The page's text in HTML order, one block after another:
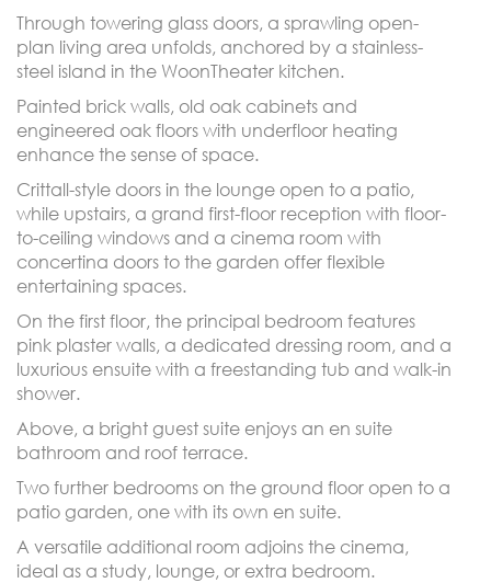
Through towering glass doors, a sprawling open-
plan living area unfolds, anchored by a stainless-
steel island in the WoonTheater kitchen.
Painted brick walls, old oak cabinets and
engineered oak floors with underfloor heating
enhance the sense of space.
Crittall-style doors in the lounge open to a patio,
while upstairs, a grand first-floor reception with floor-
to-ceiling windows and a cinema room with
concertina doors to the garden offer flexible
entertaining spaces.
On the first floor, the principal bedroom features
pink plaster walls, a dedicated dressing room, and a
luxurious ensuite with a freestanding tub and walk-in
shower.
Above, a bright guest suite enjoys an en suite
bathroom and roof terrace.
Two further bedrooms on the ground floor open to a
patio garden, one with its own en suite.
A versatile additional room adjoins the cinema,
ideal as a study, lounge, or extra bedroom.